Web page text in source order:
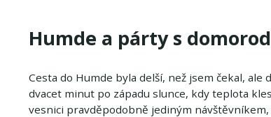
Humde a párty s
Cesta do Humde byla delší, než jsem čekal,
dvacet minut po západu slunce, kdy teplota
vesnici pravděpodobně jediným